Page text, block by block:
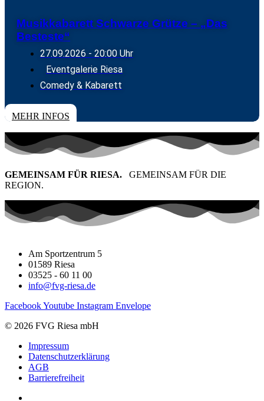
Musikkabarett Schwarze Grütze – „Das
Besteste“
27.09.2026 - 20:00 Uhr
Eventgalerie Riesa
Comedy & Kabarett
TICKETS
MEHR INFOS
GEMEINSAM FÜR RIESA. GEMEINSAM FÜR DIE
REGION.
Am Sportzentrum 5
01589 Riesa
03525 - 60 11 00
info@fvg-riesa.de
FacebookYoutube Instagram Envelope
© 2026 FVG Riesa mbH
Impressum
Datenschutzerklärung
AGB
Barrierefreiheit